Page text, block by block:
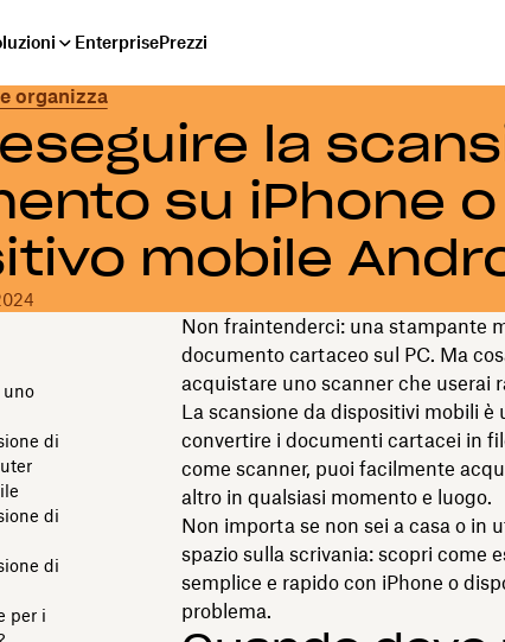
EnterprisePrezzi
organizza
la
su iPhone
mobile
uno
di
di
di
per i
Non fraintenderci: una stampante
documento cartaceo sul PC. Ma
acquistare uno scanner che userai
La scansione da dispositivi mobili
convertire i documenti cartacei in
come scanner, puoi facilmente
altro in qualsiasi momento e luogo.
Non importa se non sei a casa o in
spazio sulla scrivania: scopri come
semplice e rapido con iPhone o
problema.